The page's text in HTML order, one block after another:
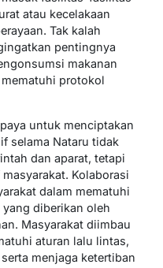
atau kecelakaan
Tak kalah
pentingnya
makanan
protokol
untuk menciptakan
selama Nataru tidak
dan aparat, tetapi
Kolaborasi
dalam mematuhi
yang diberikan oleh
Masyarakat diimbau
aturan lalu lintas,
menjaga ketertiban